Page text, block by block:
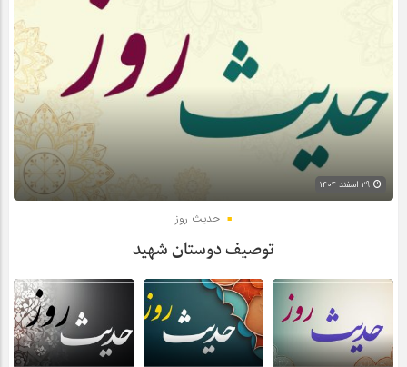
حدیث روز
توصیف دوستان شهید